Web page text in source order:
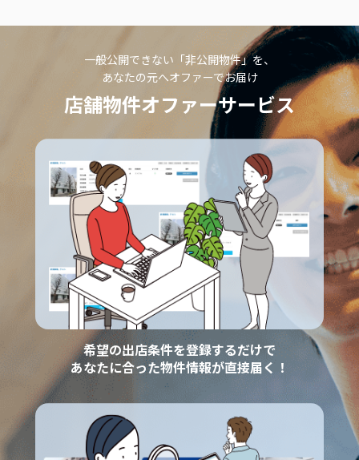
一般公開できない「非公開物件」を、
あなたの元へオファーでお届け
店舗物件オファーサービス
希望の出店条件を登録するだけで
あなたに合った物件情報が直接届く！